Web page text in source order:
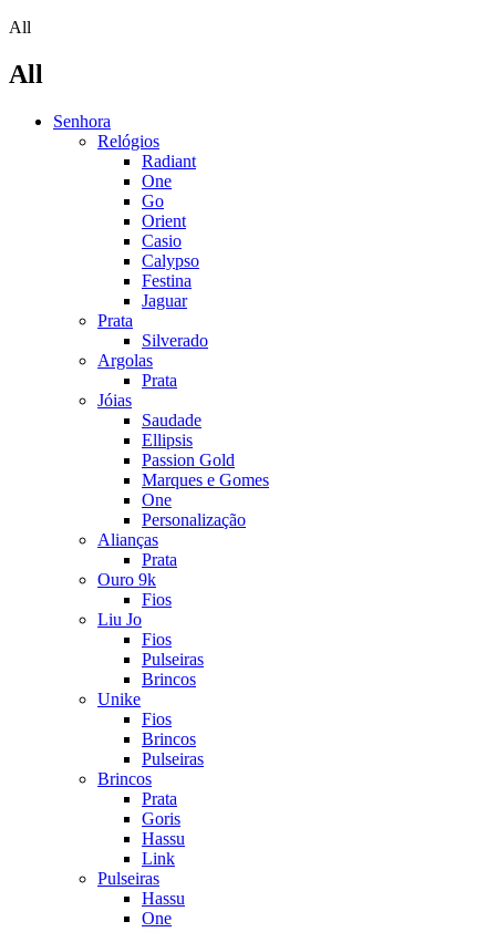
All
All
Senhora
Relógios
Radiant
One
Go
Orient
Casio
Calypso
Festina
Jaguar
Prata
Silverado
Argolas
Prata
Jóias
Saudade
Ellipsis
Passion Gold
Marques e Gomes
One
Personalização
Alianças
Prata
Ouro 9k
Fios
Liu Jo
Fios
Pulseiras
Brincos
Unike
Fios
Brincos
Pulseiras
Brincos
Prata
Goris
Hassu
Link
Pulseiras
Hassu
One